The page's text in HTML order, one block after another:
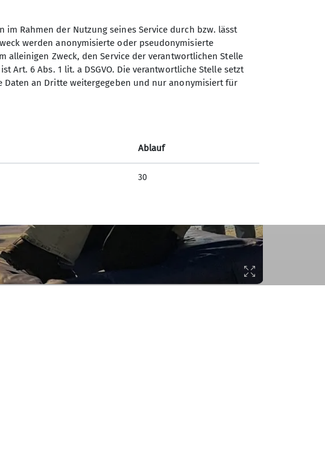
Rahmen der Nutzung seines Service durch bzw. lässt
werden anonymisierte oder pseudonymisierte
Zweck, den Service der verantwortlichen Stelle
Art. 6 Abs. 1 lit. a DSGVO. Die verantwortliche Stelle setzt
Daten an Dritte weitergegeben und nur anonymisiert für
Ablauf
30